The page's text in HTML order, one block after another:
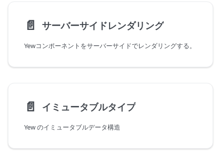
📄️ サーバーサイドレンダリング
Yewコンポーネントをサーバーサイドでレンダリングする。
📄️ イミュータブルタイプ
Yew のイミュータブルデータ構造